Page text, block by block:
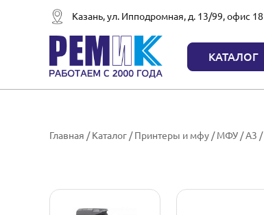
Казань, ул. Ипподромная, д. 13/99, офис 18
КАТАЛОГ
Главная /Каталог /Принтеры и мфу /МФУ /A3 /